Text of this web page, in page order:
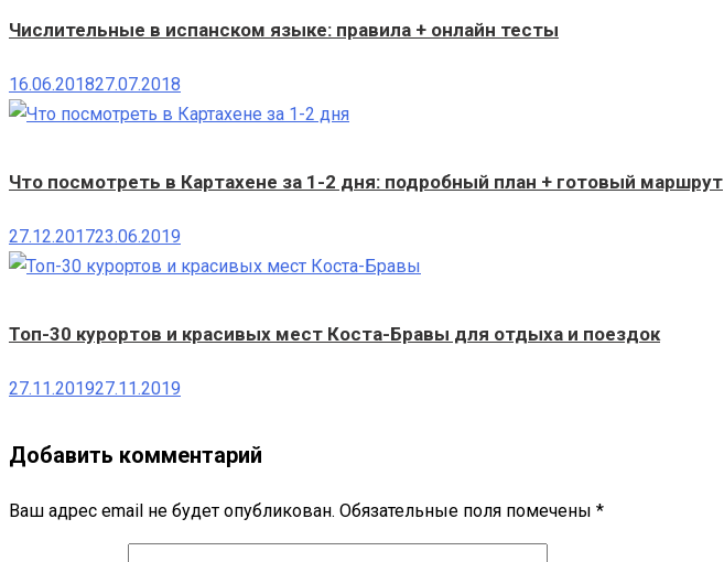
Числительные в испанском языке: правила + онлайн тесты
16.06.201827.07.2018
Что посмотреть в Картахене за 1-2 дня: подробный план + готовый маршрут
27.12.201723.06.2019
Топ-30 курортов и красивых мест Коста-Бравы для отдыха и поездок
27.11.201927.11.2019
Добавить комментарий
Ваш адрес email не будет опубликован. Обязательные поля помечены *